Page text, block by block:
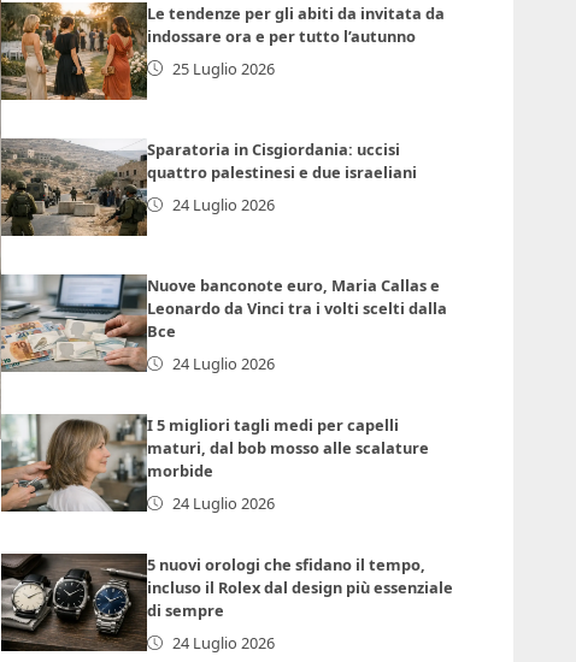
Le tendenze per gli abiti da invitata da
indossare ora e per tutto l’autunno
25 Luglio 2026
Sparatoria in Cisgiordania: uccisi
quattro palestinesi e due israeliani
24 Luglio 2026
Nuove banconote euro, Maria Callas e
Leonardo da Vinci tra i volti scelti dalla
Bce
24 Luglio 2026
I 5 migliori tagli medi per capelli
maturi, dal bob mosso alle scalature
morbide
24 Luglio 2026
5 nuovi orologi che sfidano il tempo,
incluso il Rolex dal design più essenziale
di sempre
24 Luglio 2026